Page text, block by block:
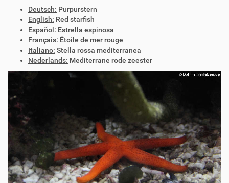
Deutsch: Purpurstern
English: Red starfish
Español: Estrella espinosa
Français: Étoile de mer rouge
Italiano: Stella rossa mediterranea
Nederlands: Mediterrane rode zeester